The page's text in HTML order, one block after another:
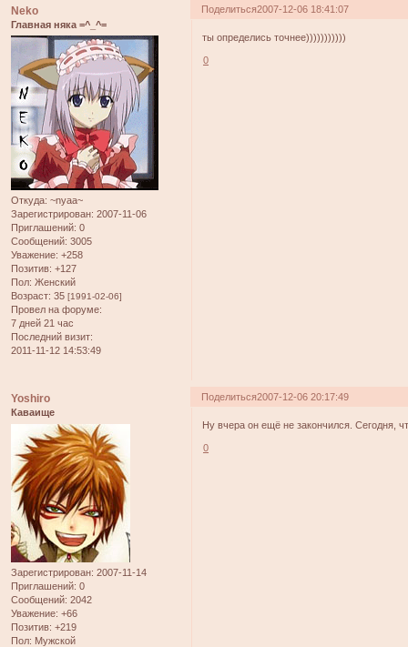
Поделиться2007-12-06 18:41:07
Neko
Главная няка =^_^=
Откуда: ~nyaa~
Зарегистрирован: 2007-11-06
Приглашений: 0
Сообщений: 3005
Уважение: +258
Позитив: +127
Пол: Женский
Возраст: 35 [1991-02-06]
Провел на форуме:
7 дней 21 час
Последний визит:
2011-11-12 14:53:49
ты определись точнее)))))))))))
0
Поделиться2007-12-06 20:17:49
Yoshiro
Каваище
Зарегистрирован: 2007-11-14
Приглашений: 0
Сообщений: 2042
Уважение: +66
Позитив: +219
Пол: Мужской
Ну вчера он ещё не закончился. Сегодня,
0